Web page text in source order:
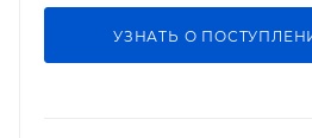
УЗНАТЬ О